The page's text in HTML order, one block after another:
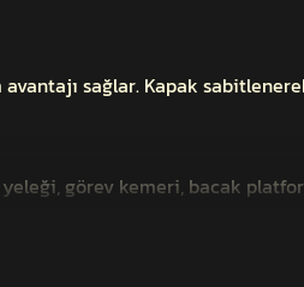
sağlar. Kapak
görev kemeri, bacak
artırılmasına olanak tanır.